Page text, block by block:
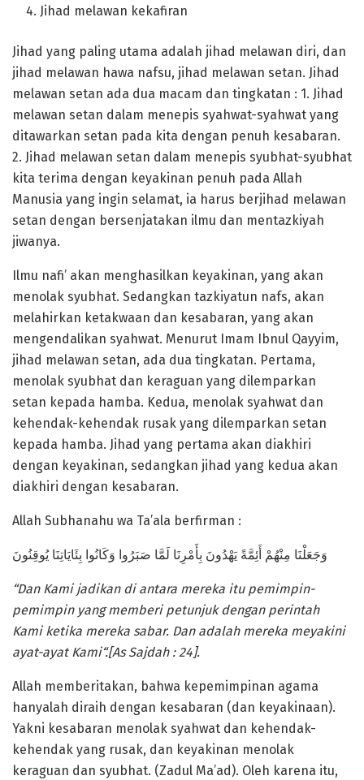
Jihad melawan kekafiran
Jihad yang paling utama adalah jihad melawan diri, dan
jihad melawan hawa nafsu, jihad melawan setan. Jihad
melawan setan ada dua macam dan tingkatan : 1. Jihad
melawan setan dalam menepis syahwat-syahwat yang
ditawarkan setan pada kita dengan penuh kesabaran.
2. Jihad melawan setan dalam menepis syubhat-syubhat
kita terima dengan keyakinan penuh pada Allah
Manusia yang ingin selamat, ia harus berjihad melawan
setan dengan bersenjatakan ilmu dan mentazkiyah
jiwanya.
Ilmu nafi’ akan menghasilkan keyakinan, yang akan
menolak syubhat. Sedangkan tazkiyatun nafs, akan
melahirkan ketakwaan dan kesabaran, yang akan
mengendalikan syahwat. Menurut Imam Ibnul Qayyim,
jihad melawan setan, ada dua tingkatan. Pertama,
menolak syubhat dan keraguan yang dilemparkan
setan kepada hamba. Kedua, menolak syahwat dan
kehendak-kehendak rusak yang dilemparkan setan
kepada hamba. Jihad yang pertama akan diakhiri
dengan keyakinan, sedangkan jihad yang kedua akan
diakhiri dengan kesabaran.
Allah Subhanahu wa Ta’ala berfirman :
وَجَعَلْنَا مِنْهُمْ أَئِمَّةً يَهْدُونَ بِأَمْرِنَا لَمَّا صَبَرُوا وَكَانُوا بِئَايَاتِنَا يُوقِنُونَ
“Dan Kami jadikan di antara mereka itu pemimpin-
pemimpin yang memberi petunjuk dengan perintah
Kami ketika mereka sabar. Dan adalah mereka meyakini
ayat-ayat Kami“.[As Sajdah : 24].
Allah memberitakan, bahwa kepemimpinan agama
hanyalah diraih dengan kesabaran (dan keyakinaan).
Yakni kesabaran menolak syahwat dan kehendak-
kehendak yang rusak, dan keyakinan menolak
keraguan dan syubhat. (Zadul Ma’ad). Oleh karena itu,